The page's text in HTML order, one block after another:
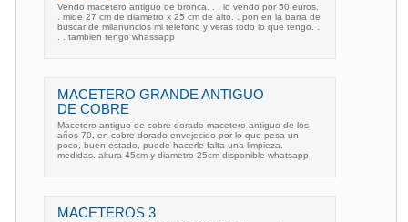
Vendo macetero antiguo de bronca. . . lo vendo por 50 euros.
. mide 27 cm de diametro x 25 cm de alto. . pon en la barra de
buscar de milanuncios mi telefono y veras todo lo que tengo. .
. . tambien tengo whassapp
MACETERO GRANDE ANTIGUO
DE COBRE
Macetero antiguo de cobre dorado macetero antiguo de los
años 70, en cobre dorado envejecido por lo que pesa un
poco, buen estado, puede hacerle falta una limpieza.
medidas. altura 45cm y diametro 25cm disponible whatsapp
MACETEROS 3